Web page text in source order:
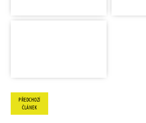
PŘEDCHOZÍ
ČLÁNEK